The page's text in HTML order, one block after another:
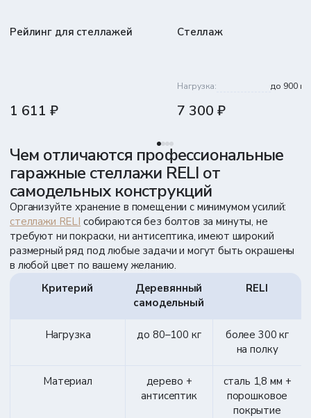
Рейлинг для стеллажей
1 611 ₽
Стеллаж
Нагрузка: до 900 кг
7 300 ₽
Чем отличаются профессиональные
гаражные стеллажи RELI от
самодельных конструкций
Организуйте хранение в помещении с минимумом усилий:
стеллажи RELI собираются без болтов за минуты, не
требуют ни покраски, ни антисептика, имеют широкий
размерный ряд под любые задачи и могут быть окрашены
в любой цвет по вашему желанию.
Критерий
Деревянный
самодельный
RELI
Нагрузка до 80–100 кг
более 300 кг
на полку
Материал
дерево +
антисептик
сталь 1,8 мм +
порошковое
покрытие